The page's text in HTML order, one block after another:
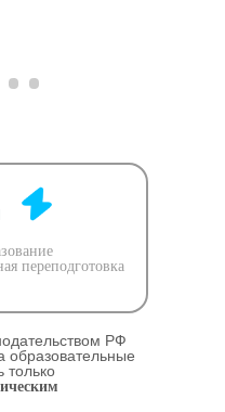
переподготовка
РФ
образовательные
только